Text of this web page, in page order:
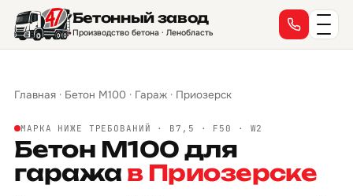
Бетонный завод
Производство бетона · Ленобласть
Главная · Бетон М100 · Гараж · Приозерск
МАРКА НИЖЕ ТРЕБОВАНИЙ · B7,5 · F50 · W2
Бетон М100 для
гаража в Приозерске